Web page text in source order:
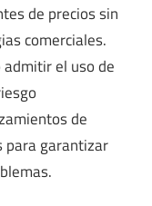
de precios sin
comerciales.
el uso de
de
para garantizar